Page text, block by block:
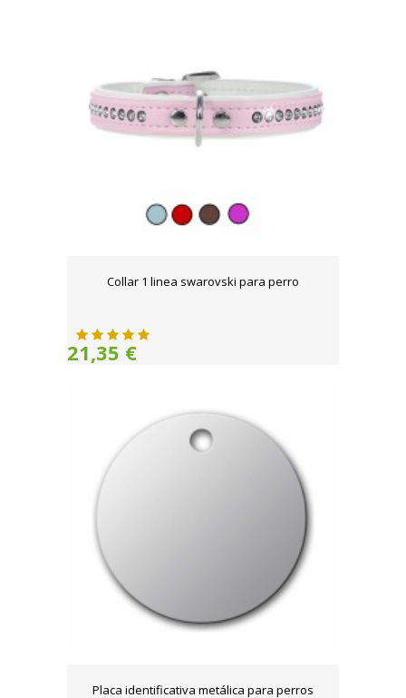
Collar 1 linea swarovski para perro
21,35 €
Placa identificativa metálica para perros